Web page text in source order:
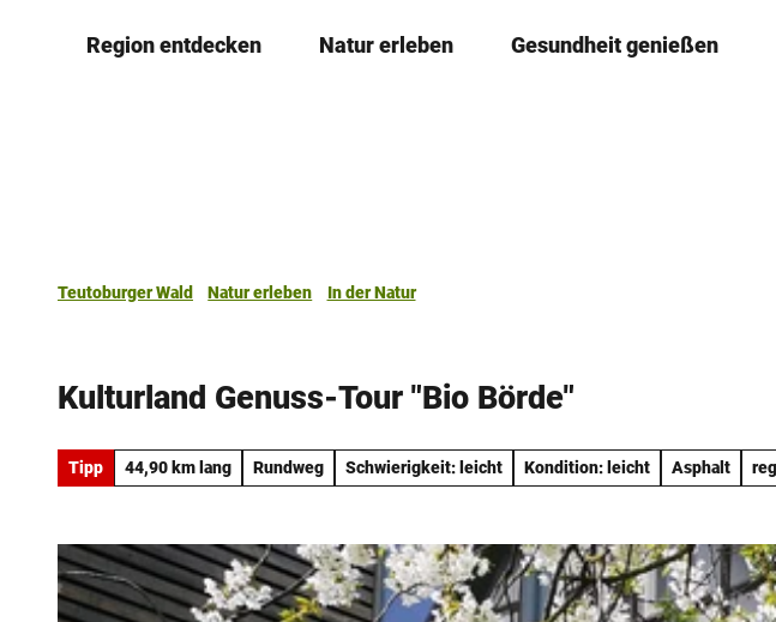
Region entdecken Natur erleben Gesundheit genießen
Teutoburger Wald Natur erleben
In der Natur
Kulturland Genuss-Tour "Bio Börde"
Tipp 44,90 km lang Rundweg Schwierigkeit: leicht Kondition: leicht Asphalt